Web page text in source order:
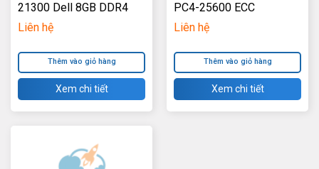
21300 Dell 8GB DDR4
1RX8 2666MHz ECC
Liên hệ
Thêm vào giỏ hàng
Xem chi tiết
PC4-25600 ECC
3200MHz Unbuffered
Liên hệ
Thêm vào giỏ hàng
Xem chi tiết